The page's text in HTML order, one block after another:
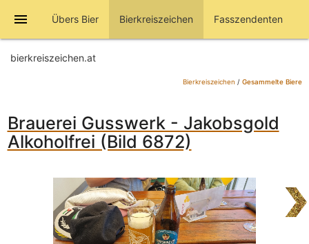
menu Übers Bier Bierkreiszeichen Fasszendenten
bierkreiszeichen.at
Bierkreiszeichen / Gesammelte Biere
Brauerei Gusswerk - Jakobsgold
Alkoholfrei (Bild 6872)